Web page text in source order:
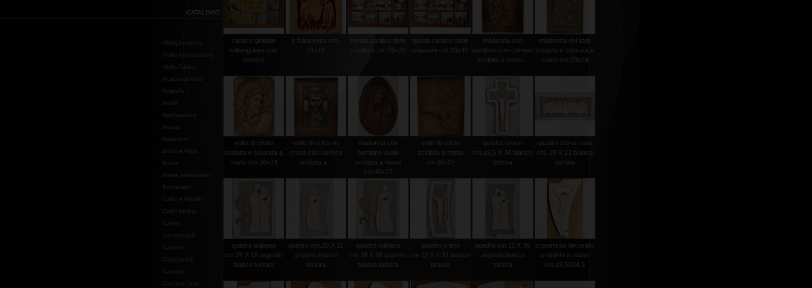
CATALOGO
Abbigliamento
Abito francescano
Abito Talare
Acquasantiere
Ampolle
Anelli
Applicazioni
Arazzi
Aspersori
Bordi e Pizzi
Borse
Borse elemosina-
Portacalici
Calici e Pissidi
Calici Molina
Camici
consumabili
Camicie
Campanelli
Candele
Candele finte
cantico grande
rettangolare con
cornice
s.francesco cm.
21x18
tavola cantico delle
creature cm.25x20
tavola cantico delle
creature cm.30x40
madonna con
bambino con cornice
scolpita a mano...
madonna del lippi
scolpita e colorata a
mano cm.39x24
volto di cristo
scolpito e colorata a
mano cm.36x24
volto di cristo in
croce con cornice
scolpita a...
madonna con
bambino ovale
scolpita a mano
cm.40x27
volto di cristo
scolpito a mano
cm.35x27
quadro croce
cm.19,5 X 34 bianco
tortora
quadro ultima cena
cm. 29 X 13 bianco
tortora
quadro tulipano
cm.26 X 18 argento
bianco tortora
quadro cm.30 X 11
argento bianco
tortora
quadro tulipano
cm.18 X 26 argento
bianco tortora
quadro cristo
cm.12,5 X 31 bianco
tortora
quadro cm.11 X 30
argento bianco
tortora
crocefisso decorato
e dipinto a mano
cm.19,5X34,5